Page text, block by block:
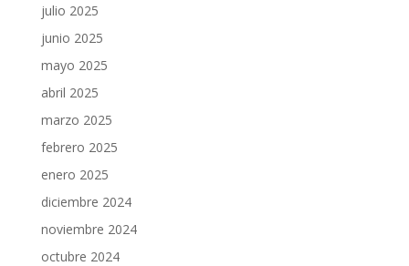
julio 2025
junio 2025
mayo 2025
abril 2025
marzo 2025
febrero 2025
enero 2025
diciembre 2024
noviembre 2024
octubre 2024